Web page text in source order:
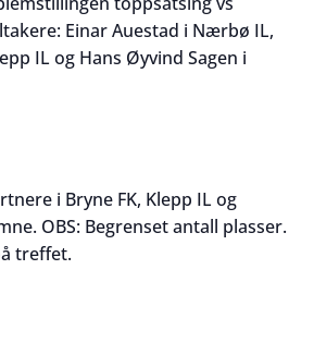
Einar Auestad i Nærbø IL,
IL og Hans Øyvind Sagen i
i Bryne FK, Klepp IL og
OBS: Begrenset antall plasser.
treffet.